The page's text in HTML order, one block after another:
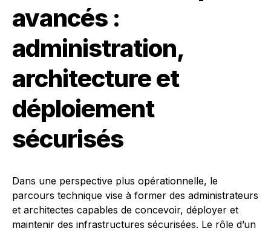
avancés :
administration,
architecture et
déploiement
sécurisés
Dans une perspective plus opérationnelle, le
parcours technique vise à former des administrateurs
et architectes capables de concevoir, déployer et
maintenir des infrastructures sécurisées. Le rôle d’un